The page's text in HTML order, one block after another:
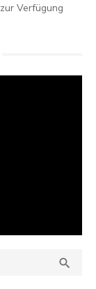
Verfügung
